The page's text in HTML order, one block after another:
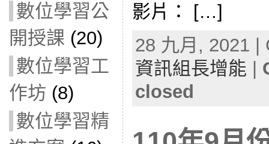
數位學習公
開授課 (20)
數位學習工
作坊 (8)
數位學習精
影片： […]
28 九月, 2021
資訊組長增能
closed